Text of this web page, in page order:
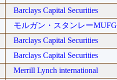
Barclays Capital Securities
モルガン・スタンレーMUFG
Barclays Capital Securities
Barclays Capital Securities
Merrill Lynch international